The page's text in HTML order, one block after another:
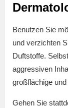
Benutzen Sie
und verzichten
Duftstoffe.
aggressiven
großflächige
Gehen Sie